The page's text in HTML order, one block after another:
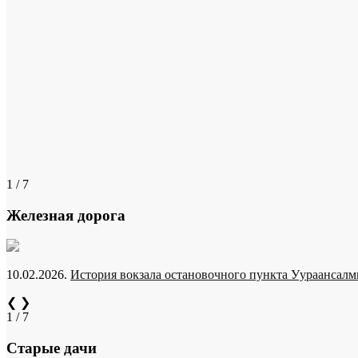
1 / 7
Железная дорога
10.02.2026. История вокзала остановочного пункта
❮ ❯
1 / 7
Старые дачи